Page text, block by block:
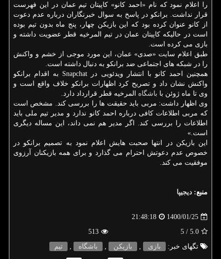
را اعلام نمود که نام «احمد کانو» کاپیتان تیم عمان در این فهرست
قرار نداشت. برانکو در پاسخ به سوال خبرنگاران درباره عدم دعوت
از کانو عنوان کرده بود که این بازیکن چهار، پنج ماه بدون تیم بوده
است در حالیکه کاپیتان عمان در تیم المرخیه قطر عضویت داشته و
بازی می کرده است.
طبق اعلام سایت «صدی» عمان، این مورد موجی از خشم و واکنش
را در شبکه های اجتماعی ضد برانکو به دنبال داشته است.
همچنین احمد کانو با انتشار ویدئویی در Snapchat به اقدام برانکو
واکنش نشان داد و تصریح کرد اظهارات برانکو خلاف واقع است و
وی تا ماه ژوئن با باشگاه المرخیه قطر قرارداد دارد.
وی اظهار داشت: مربی باید حقیقت ها را بررسی کند. مشخص است
که مربی اطلاعات کافی درباره احمد کانو ندارد و مدیر تیم ملی باید
اطلاعات را بررسی کند. اگر مدیر هم نمی داند، این مساله دیگری
است.»
این بازیکن در انتها صحبت هایش اعلام نمود به تصمیم برانکو در
خصوص عدم دعوتش احترام می گذارد و برای همه بازیکنان آرزوی
موفقیت می کند.
منبع: دیجیپا
1400/01/25
21:48:18
5.0
/ 5
513
تگهای خبر:
بازی , بازیكن , باشگاه , تیم